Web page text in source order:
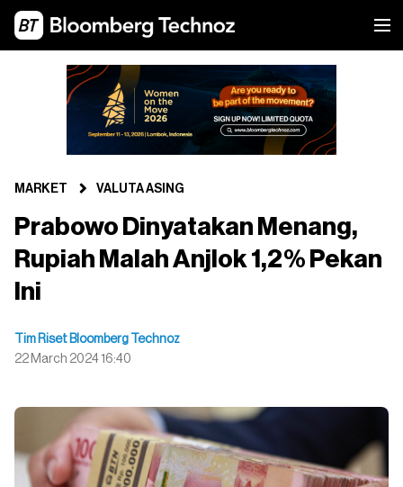
MARKET VALUTA ASING
Prabowo Dinyatakan Menang,
Rupiah Malah Anjlok 1,2% Pekan
Ini
Tim Riset Bloomberg Technoz
22 March 2024 16:40